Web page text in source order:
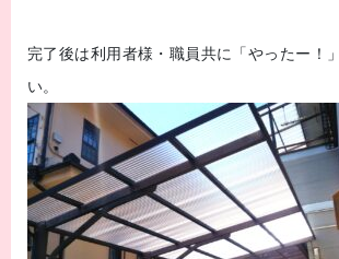
完了後は利用者様・職員共に「やったー！
い。